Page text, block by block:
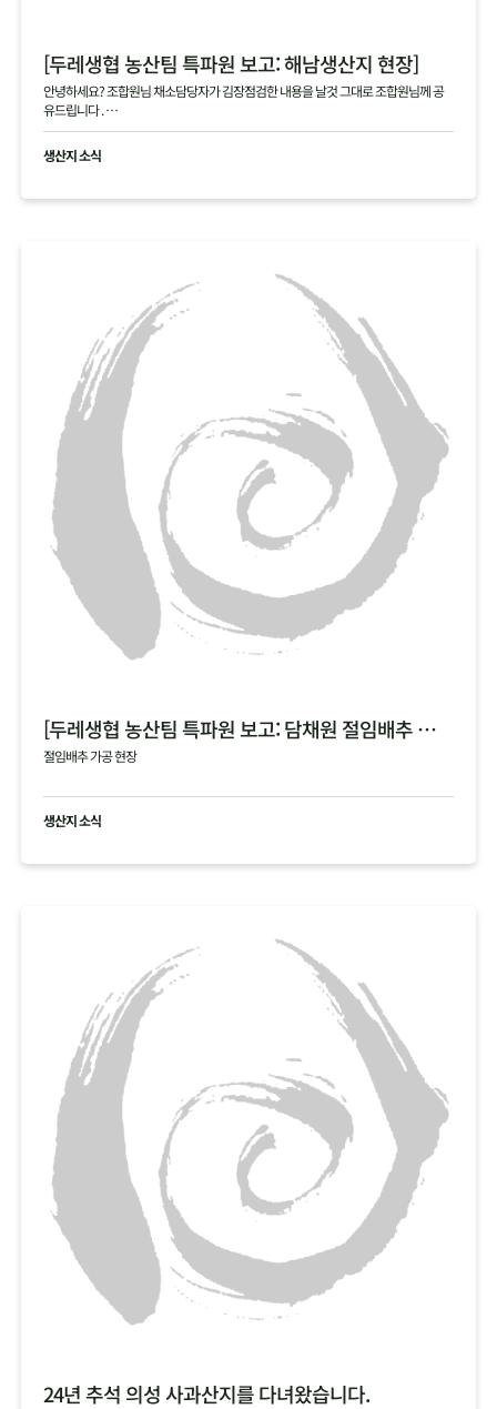
[두레생협 농산팀 특파원 보고: 해남생산지 현장]
안녕하세요? 조합원님 채소담당자가 김장점검한 내용을 날것 그대로 조합원님께 공
유드립니다 .
현재 생산지사진으로 김장생활재의 현황을 공유드립니다
생산지 소식
[두레생협 농산팀 특파원 보고: 담채원 절임배추 가공 현장]
절임배추 가공 현장
생산지 소식
24년 추석 의성 사과산지를 다녀왔습니다.